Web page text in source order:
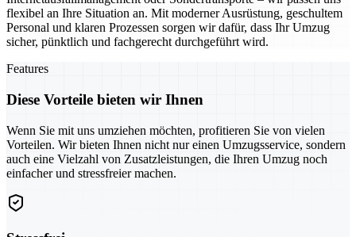
flexibel an Ihre Situation an. Mit moderner Ausrüstung, geschultem
Personal und klaren Prozessen sorgen wir dafür, dass Ihr Umzug
sicher, pünktlich und fachgerecht durchgeführt wird.
Features
Diese Vorteile bieten wir Ihnen
Wenn Sie mit uns umziehen möchten, profitieren Sie von vielen
Vorteilen. Wir bieten Ihnen nicht nur einen Umzugsservice, sondern
auch eine Vielzahl von Zusatzleistungen, die Ihren Umzug noch
einfacher und stressfreier machen.